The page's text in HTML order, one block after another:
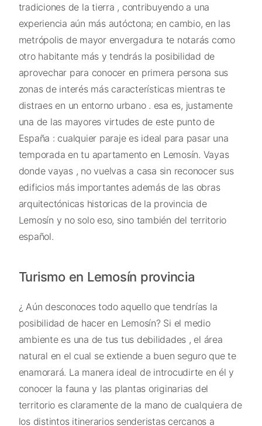
tradiciones de la tierra , contribuyendo a una
experiencia aún más autóctona; en cambio, en las
metrópolis de mayor envergadura te notarás como
otro habitante más y tendrás la posibilidad de
aprovechar para conocer en primera persona sus
zonas de interés más características mientras te
distraes en un entorno urbano . esa es, justamente
una de las mayores virtudes de este punto de
España : cualquier paraje es ideal para pasar una
temporada en tu apartamento en Lemosín. Vayas
donde vayas , no vuelvas a casa sin reconocer sus
edificios más importantes además de las obras
arquitectónicas historicas de la provincia de
Lemosín y no solo eso, sino también del territorio
español.
Turismo en Lemosín provincia
¿ Aún desconoces todo aquello que tendrías la
posibilidad de hacer en Lemosín? Si el medio
ambiente es una de tus tus debilidades , el área
natural en el cual se extiende a buen seguro que te
enamorará. La manera ideal de introcudirte en él y
conocer la fauna y las plantas originarias del
territorio es claramente de la mano de cualquiera de
los distintos itinerarios senderistas cercanos a